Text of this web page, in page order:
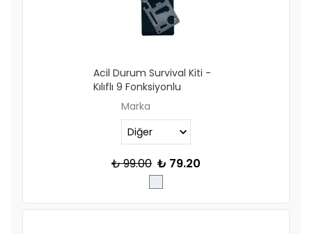
Acil Durum Survival Kiti -
Kılıflı 9 Fonksiyonlu
Marka
₺ 99.00 ₺ 79.20